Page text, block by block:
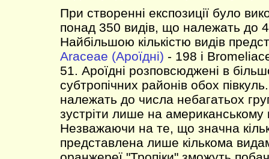
При створенні експозиції було
понад 350 видів, що належать до
Найбільшою кількістю видів
Araceae (Ароїдні) - 198 і
51. Ароїдні розповсюджені в
субтропічних районів обох
належать до числа небагатьох
зустріти лише на американському
Незважаючи на те, що значна
представлена лише кількома